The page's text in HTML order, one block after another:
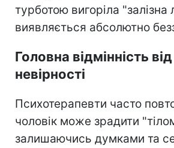
турботою вигоріла "залізна
виявляється абсолютно
Головна відмінність
невірності
Психотерапевти часто
чоловік може зрадити
залишаючись думками та